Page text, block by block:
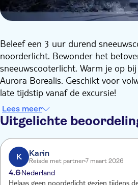
Beleef een 3 uur durend
noorderlicht. Bewonder het
sneeuwscooterlicht. Warm je op
Aurora Borealis. Geschikt voor
late tijdstip vanaf de excursie!
Lees meer
Uitgelichte
K Karin
Reisde met partner7 maart 2026
4.6Nederland